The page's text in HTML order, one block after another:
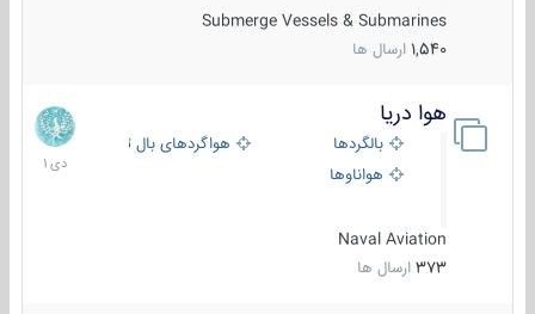
Submerge Vessels & Submarines
1,540 ارسال ها
هوا دریا
بالگردها
هواگردهای بال ثابت
هواناوها
Naval Aviation
373 ارسال ها
12
دی
1401